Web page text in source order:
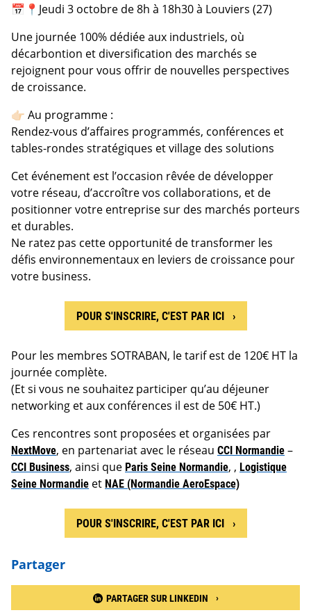
📅📍Jeudi 3 octobre de 8h à 18h30 à Louviers (27)
Une journée 100% dédiée aux industriels, où
décarbontion et diversification des marchés se
rejoignent pour vous offrir de nouvelles perspectives
de croissance.
👉🏻 Au programme :
Rendez-vous d’affaires programmés, conférences et
tables-rondes stratégiques et village des solutions
Cet événement est l’occasion rêvée de développer
votre réseau, d’accroître vos collaborations, et de
positionner votre entreprise sur des marchés porteurs
et durables.
Ne ratez pas cette opportunité de transformer les
défis environnementaux en leviers de croissance pour
votre business.
POUR S'INSCRIRE, C'EST PAR ICI
Pour les membres SOTRABAN, le tarif est de 120€ HT la
journée complète.
(Et si vous ne souhaitez participer qu’au déjeuner
networking et aux conférences il est de 50€ HT.)
Ces rencontres sont proposées et organisées par
NextMove, en partenariat avec le réseau CCI Normandie–
CCI Business, ainsi que Paris Seine Normandie, , Logistique
Seine Normandie et NAE (Normandie AeroEspace)
POUR S'INSCRIRE, C'EST PAR ICI
Partager
PARTAGER SUR LINKEDIN